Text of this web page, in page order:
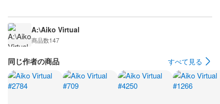
A:\Aiko Virtual
商品数147
同じ作者の商品 すべて見る